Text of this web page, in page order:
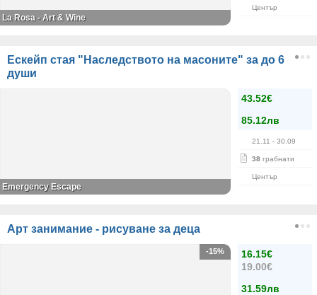
Център
La Rosa - Art & Wine
Ескейп стая "Наследството на масоните" за до 6
души
43.52€
85.12лв
21.11 - 30.09
38 грабнати
Център
Emergency Escape
Арт занимание - рисуване за деца
16.15€
19.00€
31.59лв
-15%